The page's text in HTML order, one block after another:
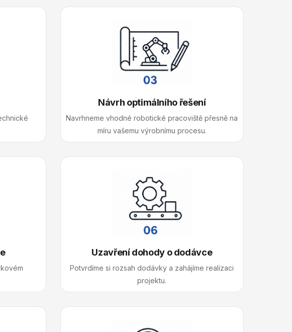
Návrh optimálního řešení
Navrhneme vhodné robotické pracoviště přesně na
míru vašemu výrobnímu procesu.
Uzavření dohody o dodávce
Potvrdíme si rozsah dodávky a zahájíme realizaci
projektu.